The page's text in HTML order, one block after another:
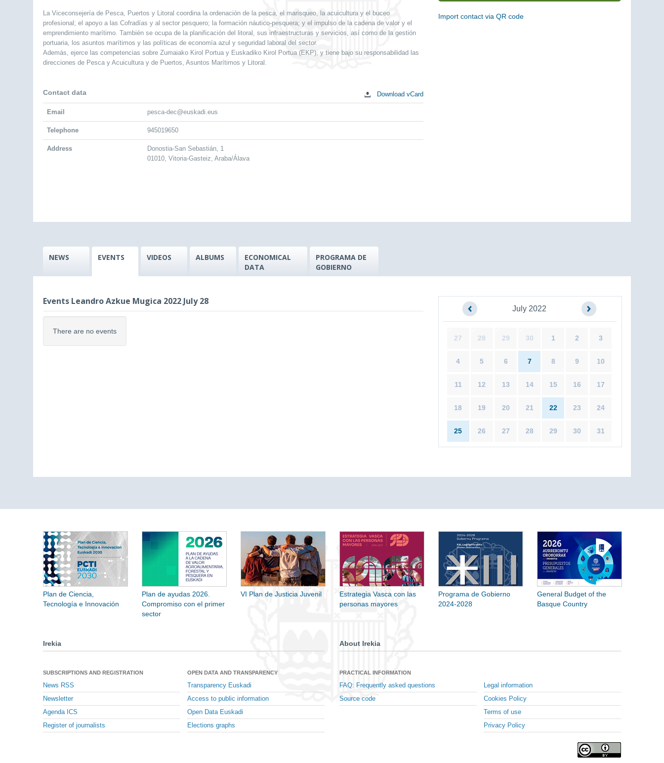
La Viceconsejería de Pesca, Puertos y Litoral coordina la ordenación de la pesca, el marisqueo, la acuicultura y el buceo
profesional; el apoyo a las Cofradías y al sector pesquero; la formación náutico-pesquera; y el impulso de la cadena de valor y el
emprendimiento marítimo. También se ocupa de la planificación del litoral, sus infraestructuras y servicios, así como de la gestión
portuaria, los asuntos marítimos y las políticas de economía azul y seguridad laboral del sector.
Además, ejerce las competencias sobre Zumaiako Kirol Portua y Euskadiko Kirol Portua (EKP), y tiene bajo su responsabilidad las
direcciones de Pesca y Acuicultura y de Puertos, Asuntos Marítimos y Litoral.
Contact data Download vCard
Email pesca-dec@euskadi.eus
Telephone 945019650
Address
Donostia-San Sebastián, 1
01010, Vitoria-Gasteiz, Araba/Álava
Import contact via QR code
NEWS EVENTS VIDEOS ALBUMS
ECONOMICAL
DATA
PROGRAMA DE
GOBIERNO
Events Leandro Azkue Mugica 2022 July 28
There are no events
July 2022
27 28 29 30 1 2 3
4 5 6 7 8 9 10
11 12 13 14 15 16 17
18 19 20 21 22 23 24
25 26 27 28 29 30 31
Plan de Ciencia,
Tecnología e Innovación
Plan de ayudas 2026.
Compromiso con el primer
sector
VI Plan de Justicia Juvenil
Estrategia Vasca con las
personas mayores
Programa de Gobierno
2024-2028
General Budget of the
Basque Country
Irekia
SUBSCRIPTIONS AND REGISTRATION
News RSS
Newsletter
Agenda ICS
Register of journalists
OPEN DATA AND TRANSPARENCY
Transparency Euskadi
Access to public information
Open Data Euskadi
Elections graphs
About Irekia
PRACTICAL INFORMATION
FAQ: Frequently asked questions
Source code
Legal information
Cookies Policy
Terms of use
Privacy Policy